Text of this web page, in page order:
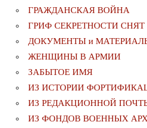
ГРАЖДАНСКАЯ ВОЙНА
ГРИФ СЕКРЕТНОСТИ СНЯТ
ДОКУМЕНТЫ и
ЖЕНЩИНЫ В АРМИИ
ЗАБЫТОЕ ИМЯ
ИЗ ИСТОРИИ
ИЗ РЕДАКЦИОННОЙ
ИЗ ФОНДОВ ВОЕННЫХ